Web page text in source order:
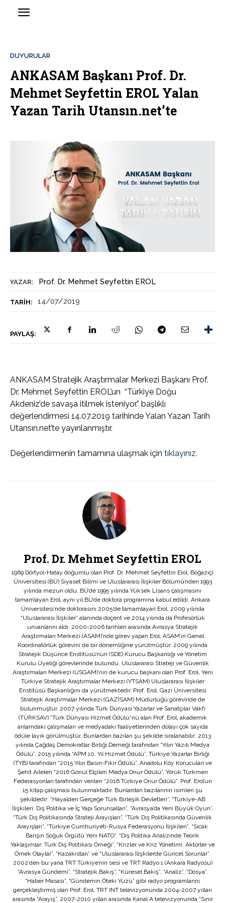
YAZAR: Prof. Dr. Mehmet Seyfettin EROL
TARIH: 14/07/2019
PAYLAŞ:
DUYURULAR
ANKASAM Başkanı Prof. Dr.
Mehmet Seyfettin EROL Yalan
Yazan Tarih Utansın.net’te
ANKASAM Stratejik Araştırmalar Merkezi Başkanı Prof.
Dr. Mehmet Seyfettin EROL’un “Türkiye Doğu
Akdeniz’de savaşa itilmek isteniyor.” başlıklı
değerlendirmesi 14.07.2019 tarihinde Yalan Yazan Tarih
Utansın.net’te yayınlanmıştır.
Değerlendirmenin tamamına ulaşmak için tıklayınız.
Prof. Dr. Mehmet Seyfettin EROL
1969 Dörtyol-Hatay doğumlu olan Prof. Dr. Mehmet Seyfettin Erol, Boğaziçi
Üniversitesi (BÜ) Siyaset Bilimi ve Uluslararası İlişkiler Bölümü’nden 1993
yılında mezun oldu. BÜ’de 1995 yılında Yüksek Lisans çalışmasını
tamamlayan Erol, aynı yıl BÜ’de doktora programına kabul edildi. Ankara
Üniversitesi’nde doktorasını 2005’de tamamlayan Erol, 2009 yılında
“Uluslararası İlişkiler” alanında doçent ve 2014 yılında da Profesörlük
unvanlarını aldı. 2000-2006 tarihleri arasında Avrasya Stratejik
Araştırmaları Merkezi (ASAM)’nde görev yapan Erol, ASAM’ın Genel
Koordinatörlük görevini de bir dönemliğine yürütmüştür. 2009 yılında
Stratejik Düşünce Enstitüsü’nün (SDE) Kurucu Başkanlığı ve Yönetim
Kurulu Üyeliği görevlerinde bulundu. Uluslararası Strateji ve Güvenlik
Araştırmaları Merkezi (USGAM)’nin de kurucu başkanı olan Prof. Erol, Yeni
Türkiye Stratejik Araştırmalar Merkezi (YTSAM) Uluslararası İlişkiler
Enstitüsü Başkanlığını da yürütmektedir. Prof. Erol, Gazi Üniversitesi
Stratejik Araştırmalar Merkezi (GAZİSAM) Müdürlüğü görevinde de
bulunmuştur. 2007 yılında Türk Dünyası Yazarlar ve Sanatçılar Vakfı
(TÜRKSAV) “Türk Dünyası Hizmet Ödülü”nü alan Prof. Erol, akademik
anlamdaki çalışmaları ve medyadaki faaliyetlerinden dolayı çok sayıda
ödüle layık görülmüştür. Bunlardan bazıları şu şekilde sıralanabilir: 2013
yılında Çağdaş Demokratlar Birliği Derneği tarafından “Yılın Yazılı Medya
Ödülü”, 2015 yılında “APM 10. Yıl Hizmet Ödülü”, Türkiye Yazarlar Birliği
(TYB) tarafından “2015 Yılın Basın-Fikir Ödülü”, Anadolu Köy Korucuları ve
Şehit Aileleri “2016 Gönül Elçileri Medya Onur Ödülü”, Yörük Türkmen
Federasyonları tarafından verilen “2016 Türkiye Onur Ödülü”. Prof. Erol’un
15 kitap çalışması bulunmaktadır. Bunlardan bazılarının isimleri şu
şekildedir: “Hayalden Gerçeğe Türk Birleşik Devletleri”, “Türkiye-AB
İlişkileri: Dış Politika ve İç Yapı Sorunsalları”, “Avrasya’da Yeni Büyük Oyun”,
“Türk Dış Politikasında Strateji Arayışları”, “Türk Dış Politikasında Güvenlik
Arayışları”, “Türkiye Cumhuriyeti-Rusya Federasyonu İlişkileri”, “Sıcak
Barışın Soğuk Örgütü Yeni NATO”, “Dış Politika Analizinde Teorik
Yaklaşımlar: Türk Dış Politikası Örneği”, “Krizler ve Kriz Yönetimi: Aktörler ve
Örnek Olaylar”, “Kazakistan” ve “Uluslararası İlişkilerde Güncel Sorunlar”.
2002’den bu yana TRT Türkiye’nin sesi ve TRT Radyo 1 (Ankara Radyosu)
“Avrasya Gündemi”, “Stratejik Bakış”, “Küresel Bakış”, “Analiz”, “Dosya”,
“Haber Masası”, “Gündemin Öteki Yüzü” gibi radyo programlarını
gerçekleştirmiş olan Prof. Erol, TRT INT televizyonunda 2004-2007 yılları
arasında “Arayış”, 2007-2010 yılları arasında Kanal A televizyonunda “Sınır